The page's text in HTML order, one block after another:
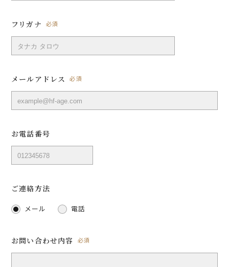
フリガナ 必須
メールアドレス 必須
お電話番号
ご連絡方法
メール 電話
お問い合わせ内容 必須